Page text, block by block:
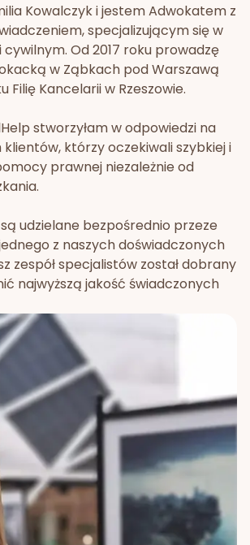
Kowalczyk i jestem Adwokatem z
specjalizującym się w
Od 2017 roku prowadzę
w Ząbkach pod Warszawą
Filię Kancelarii w Rzeszowie.
stworzyłam w odpowiedzi na
którzy oczekiwali szybkiej i
prawnej niezależnie od
udzielane bezpośrednio przeze
z naszych doświadczonych
zespół specjalistów został dobrany
najwyższą jakość świadczonych